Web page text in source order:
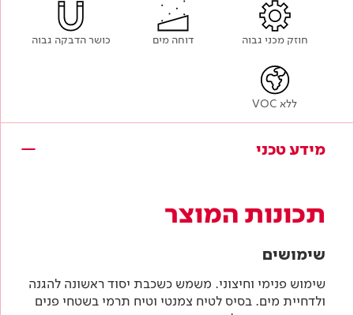
חוזק מכני גבוה דוחה מים כושר הדבקה גבוה
ללא VOC
מידע טכני
תכונות המוצר
שימושים
שימוש פנימי וחיצוני. משמש כשכבת יסוד ראשונה להגנה
ולדחיית מים. בסיס לטיח צמנטי וטיח תרמי בשטחי פנים